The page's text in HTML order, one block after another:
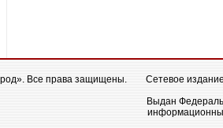
Все права защищены.
Сетевое
Выдан